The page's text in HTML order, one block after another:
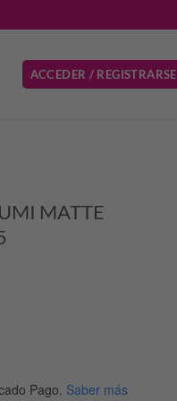
ACCEDER / REGISTRARSE
MATTE
Pago. Saber más